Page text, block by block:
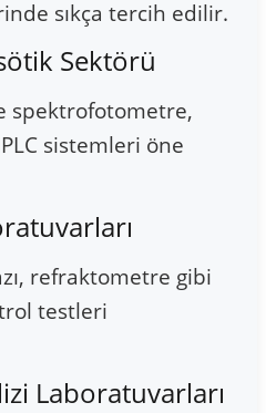
sıkça tercih edilir.
Sektörü
spektrofotometre,
sistemleri öne
refraktometre gibi
testleri
Laboratuvarları